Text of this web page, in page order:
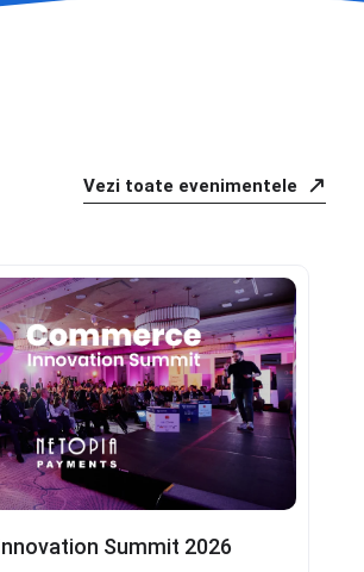
Vezi toate evenimentele
Summit 2026